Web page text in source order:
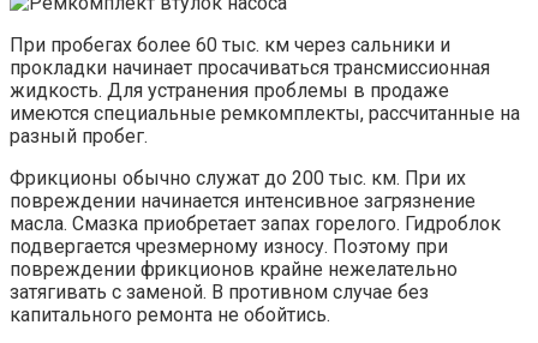
При пробегах более 60 тыс. км через сальники и
прокладки начинает просачиваться трансмиссионная
жидкость. Для устранения проблемы в продаже
имеются специальные ремкомплекты, рассчитанные на
разный пробег.
Фрикционы обычно служат до 200 тыс. км. При их
повреждении начинается интенсивное загрязнение
масла. Смазка приобретает запах горелого. Гидроблок
подвергается чрезмерному износу. Поэтому при
повреждении фрикционов крайне нежелательно
затягивать с заменой. В противном случае без
капитального ремонта не обойтись.